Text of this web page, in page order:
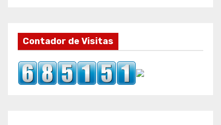
Contador de Visitas